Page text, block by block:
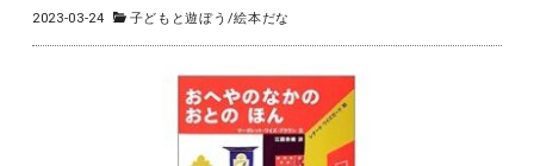
2023-03-24 子どもと遊ぼう /絵本だな